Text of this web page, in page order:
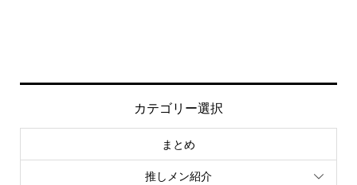
カテゴリー選択
まとめ
推しメン紹介